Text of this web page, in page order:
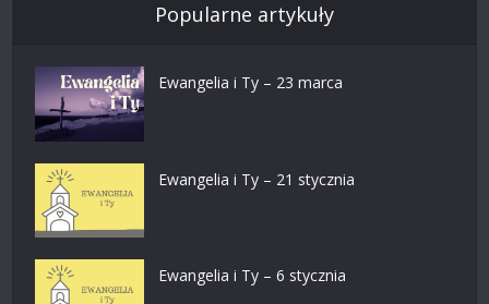
Popularne artykuły
Ewangelia i Ty – 23 marca
Ewangelia i Ty – 21 stycznia
Ewangelia i Ty – 6 stycznia